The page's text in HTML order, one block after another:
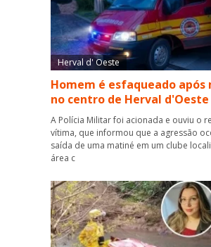
Herval d' Oeste
Homem é esfaqueado após
no centro de Herval d'Oeste
A Polícia Militar foi acionada e ouviu o
vítima, que informou que a agressão
saída de uma matiné em um clube
área c